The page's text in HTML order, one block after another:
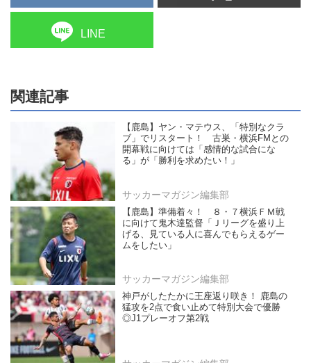
LINE
関連記事
【鹿島】ヤン・マテウス、「特別なクラ
ブ」でリスタート！ 古巣・横浜FMとの
開幕戦に向けては「感情的な試合にな
る」が「勝利を求めたい！」
サッカーマガジン編集部
【鹿島】準備着々！ ８・７横浜ＦＭ戦
に向けて鬼木達監督「Ｊリーグを盛り上
げる、見ている人に喜んでもらえるゲー
ムをしたい」
サッカーマガジン編集部
神戸がしたたかに王座返り咲き！ 鹿島の
猛攻を2点で食い止めて特別大会で優勝
◎J1プレーオフ第2戦